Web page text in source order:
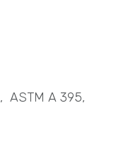
ASTM A 395,